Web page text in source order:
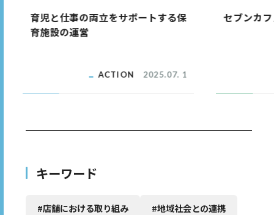
育児と仕事の両立をサポートする保
育施設の運営
ACTION 2025.07. 1
セブンカ
キーワード
#店舗における取り組み #地域社会との連携